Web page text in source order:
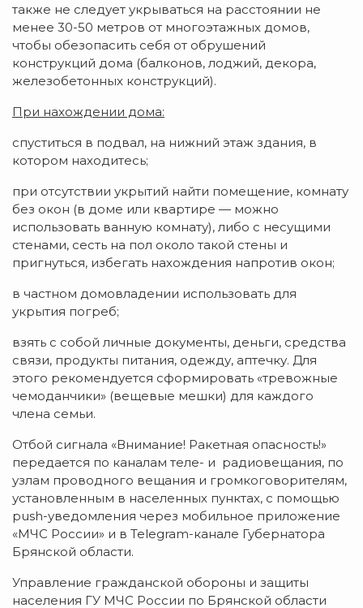
также не следует укрываться на расстоянии не
менее 30-50 метров от многоэтажных домов,
чтобы обезопасить себя от обрушений
конструкций дома (балконов, лоджий, декора,
железобетонных конструкций).
При нахождении дома:
спуститься в подвал, на нижний этаж здания, в
котором находитесь;
при отсутствии укрытий найти помещение, комнату
без окон (в доме или квартире — можно
использовать ванную комнату), либо с несущими
стенами, сесть на пол около такой стены и
пригнуться, избегать нахождения напротив окон;
в частном домовладении использовать для
укрытия погреб;
взять с собой личные документы, деньги, средства
связи, продукты питания, одежду, аптечку. Для
этого рекомендуется сформировать «тревожные
чемоданчики» (вещевые мешки) для каждого
члена семьи.
Отбой сигнала «Внимание! Ракетная опасность!»
передается по каналам теле- и радиовещания, по
узлам проводного вещания и громкоговорителям,
установленным в населенных пунктах, с помощью
push-уведомления через мобильное приложение
«МЧС России» и в Telegram-канале Губернатора
Брянской области.
Управление гражданской обороны и защиты
населения ГУ МЧС России по Брянской области